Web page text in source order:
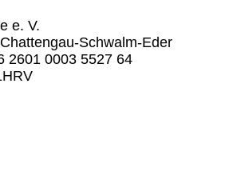
e. V.
Schwalm-Eder
2601 0003 5527 64